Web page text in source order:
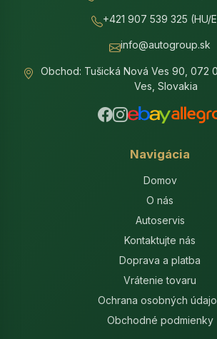
+421 907 539 325 (HU/
info@autogroup.sk
Obchod: Tušická Nová Ves 90, 072
Ves, Slovakia
Navigácia
Domov
O nás
Autoservis
Kontaktujte nás
Doprava a platba
Vrátenie tovaru
Ochrana osobných
Obchodné podmienky